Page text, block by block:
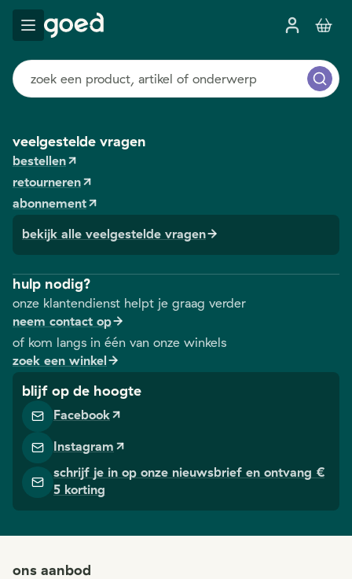
veelgestelde vragen
bestellen
retourneren
abonnement
bekijk alle veelgestelde vragen
hulp nodig?
onze klantendienst helpt je graag verder
neem contact op
of kom langs in één van onze winkels
zoek een winkel
blijf op de hoogte
Facebook
Instagram
schrijf je in op onze nieuwsbrief en ontvang €
5 korting
ons aanbod